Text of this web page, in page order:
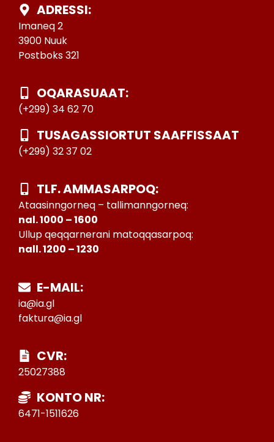
ADRESSI:
Imaneq 2
3900 Nuuk
Postboks 321
OQARASUAAT:
(+299) 34 62 70
TUSAGASSIORTUT SAAFFISSAAT
(+299) 32 37 02
TLF. AMMASARPOQ:
Ataasinngorneq – tallimanngorneq:
nal. 1000 – 1600
Ullup qeqqarnerani matoqqasarpoq:
nall. 1200 – 1230
E-MAIL:
ia@ia.gl
faktura@ia.gl
CVR:
25027388
KONTO NR:
6471-1511626